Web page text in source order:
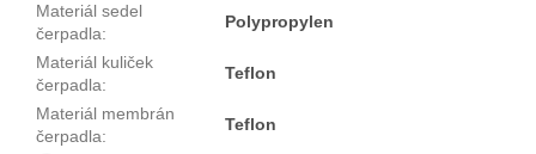
Materiál sedel
čerpadla:
Polypropylen
Materiál kuliček
čerpadla:
Teflon
Materiál membrán
čerpadla:
Teflon